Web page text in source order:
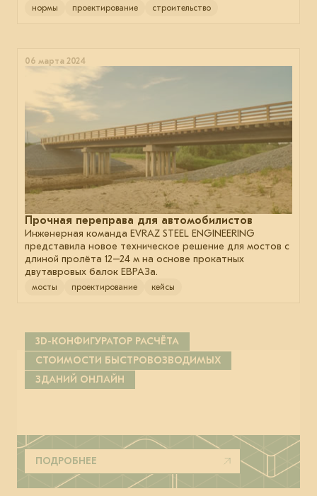
нормы проектирование строительство
06 марта 2024
Прочная переправа для автомобилистов
Инженерная команда EVRAZ STEEL ENGINEERING
представила новое техническое решение для мостов с
длиной пролёта 12–24 м на основе прокатных
двутавровых балок ЕВРАЗа.
мосты проектирование кейсы
3D-КОНФИГУРАТОР РАСЧЁТА
СТОИМОСТИ БЫСТРОВОЗВОДИМЫХ
ЗДАНИЙ ОНЛАЙН
ПОДРОБНЕЕ